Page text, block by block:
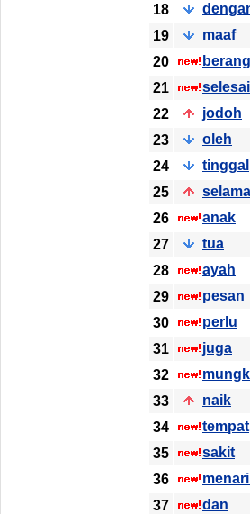
18
19
maaf
20
21
selesai
22
jodoh
23
oleh
24
tinggal
25
26
anak
27
tua
28
ayah
29
pesan
30
perlu
31
juga
32
33
naik
34
tempat
35
sakit
36
37
dan